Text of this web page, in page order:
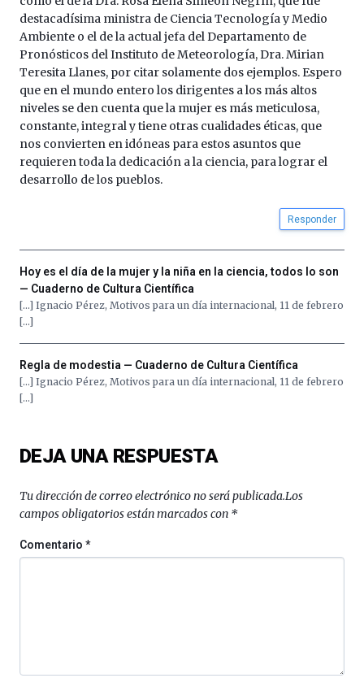
por
la
Cátedra…
destacadísima ministra de Ciencia Tecnología y Medio
Ambiente o el de la actual jefa del Departamento de
Pronósticos del Instituto de Meteorología, Dra. Mirian
Teresita Llanes, por citar solamente dos ejemplos. Espero
que en el mundo entero los dirigentes a los más altos
niveles se den cuenta que la mujer es más meticulosa,
constante, integral y tiene otras cualidades éticas, que
nos convierten en idóneas para estos asuntos que
requieren toda la dedicación a la ciencia, para lograr el
desarrollo de los pueblos.
Responder
Hoy es el día de la mujer y la niña en la ciencia, todos lo son
— Cuaderno de Cultura Científica
[…] Ignacio Pérez, Motivos para un día internacional, 11 de febrero
[…]
Regla de modestia — Cuaderno de Cultura Científica
[…] Ignacio Pérez, Motivos para un día internacional, 11 de febrero
[…]
DEJA UNA RESPUESTA
Tu dirección de correo electrónico no será publicada.Los
campos obligatorios están marcados con *
Comentario*